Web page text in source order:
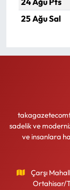
25 Ağu Sal
sadelik ve
ve insanlara
Çarşı
Ortahisar/